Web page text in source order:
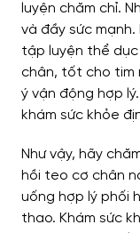
luyện chăm chỉ.
và đầy sức
tập luyện thể
chân, tốt cho tim
ý vận động hợp
khám sức khỏe
Như vậy, hãy
hồi teo cơ chân
uống hợp lý phối
thao. Khám sức